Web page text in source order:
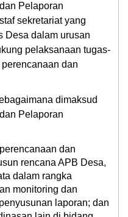
Pelaporan
sekretariat yang
Desa dalam urusan
pelaksanaan tugas-
dan
dimaksud
Pelaporan
dan
rencana APB Desa,
dalam rangka
monitoring dan
laporan; dan